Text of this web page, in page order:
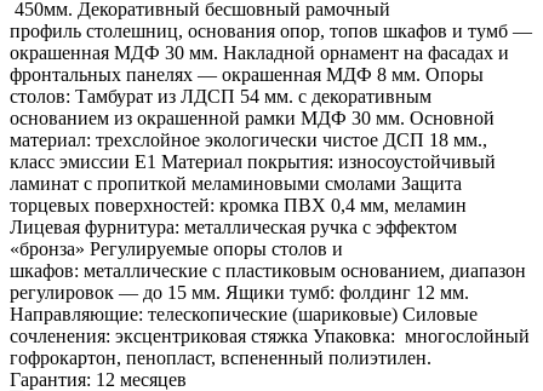
450мм. Декоративный бесшовный рамочный
профиль столешниц, основания опор, топов шкафов и тумб —
окрашенная МДФ 30 мм. Накладной орнамент на фасадах и
фронтальных панелях — окрашенная МДФ 8 мм. Опоры
столов: Тамбурат из ЛДСП 54 мм. с декоративным
основанием из окрашенной рамки МДФ 30 мм. Основной
материал: трехслойное экологически чистое ДСП 18 мм.,
класс эмиссии Е1 Материал покрытия: износоустойчивый
ламинат с пропиткой меламиновыми смолами Защита
торцевых поверхностей: кромка ПВХ 0,4 мм, меламин
Лицевая фурнитура: металлическая ручка с эффектом
«бронза» Регулируемые опоры столов и
шкафов: металлические с пластиковым основанием, диапазон
регулировок — до 15 мм. Ящики тумб: фолдинг 12 мм.
Направляющие: телескопические (шариковые) Силовые
сочленения: эксцентриковая стяжка Упаковка: многослойный
гофрокартон, пенопласт, вспененный полиэтилен.
Гарантия: 12 месяцев